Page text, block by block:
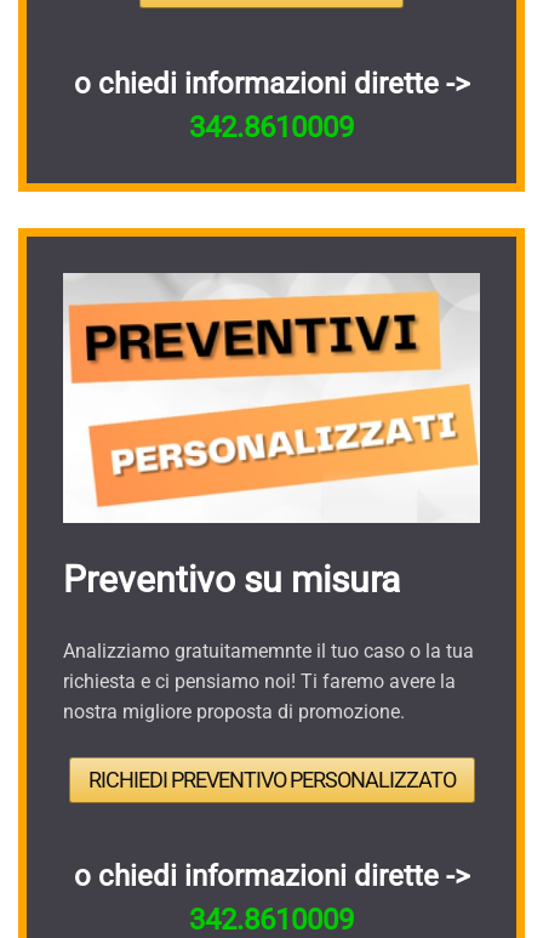
o chiedi informazioni dirette ->
342.8610009
Preventivo su misura
Analizziamo gratuitamemnte il tuo caso o la tua
richiesta e ci pensiamo noi! Ti faremo avere la
nostra migliore proposta di promozione.
RICHIEDI PREVENTIVO PERSONALIZZATO
o chiedi informazioni dirette ->
342.8610009